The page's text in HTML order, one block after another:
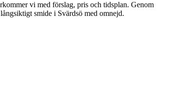
vi med förslag, pris och tidsplan. Genom
smide i Svärdsö med omnejd.